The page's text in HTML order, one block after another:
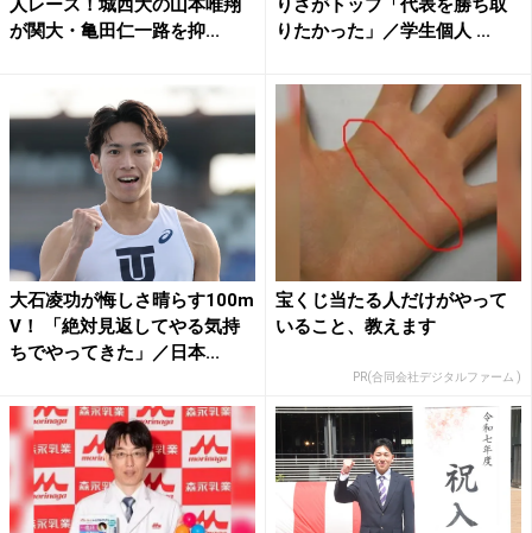
人レース！城西大の山本唯翔
が関大・亀田仁一路を抑...
りさがトップ「代表を勝ち取
りたかった」／学生個人 ...
大石凌功が悔しさ晴らす100m
V！ 「絶対見返してやる気持
ちでやってきた」／日本...
宝くじ当たる人だけがやって
いること、教えます
PR(合同会社デジタルファーム )